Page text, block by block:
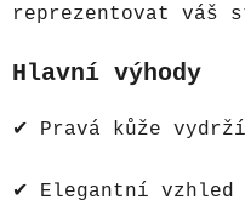
reprezentovat váš
Hlavní výhody
✔ Pravá kůže
✔ Elegantní vzhled